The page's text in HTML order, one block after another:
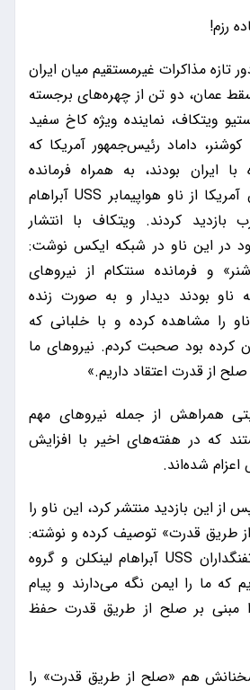
رزم!
تازه مذاکرات غیرمستقیم میان ایران
عمان، دو تن از چهره‌های برجسته
ویتکاف، نماینده ویژه کاخ سفید
کوشنر، داماد رئیس‌جمهور آمریکا که
با ایران بودند، به همراه فرمانده
نیرو‌های مرکزی ارتش آمریکا از ناو هواپیمابر USS آبراهام
بازدید کردند. ویتکاف با انتشار
در این ناو در شبکه ایکس نوشت:
و فرمانده سنتکام از نیرو‌های
ناو بودند دیدار و به صورت زنده
را مشاهده کرده و با خلبانی که
کرده بود صحبت کردم. نیرو‌های ما
از قدرت اعتقاد داریم.»
همراهش از جمله نیرو‌های مهم
که در هفته‌های اخیر با افزایش
شده‌اند.
این بازدید منتشر کرد، این ناو را
طریق قدرت» توصیف کرده و نوشته:
«ما از دریانوردان و تفنگداران USS آبراهام لینکلن و گروه
که ما را ایمن نگه می‌دارند و پیام
مبنی بر صلح از طریق قدرت حفظ
هم «صلح از طریق قدرت» را